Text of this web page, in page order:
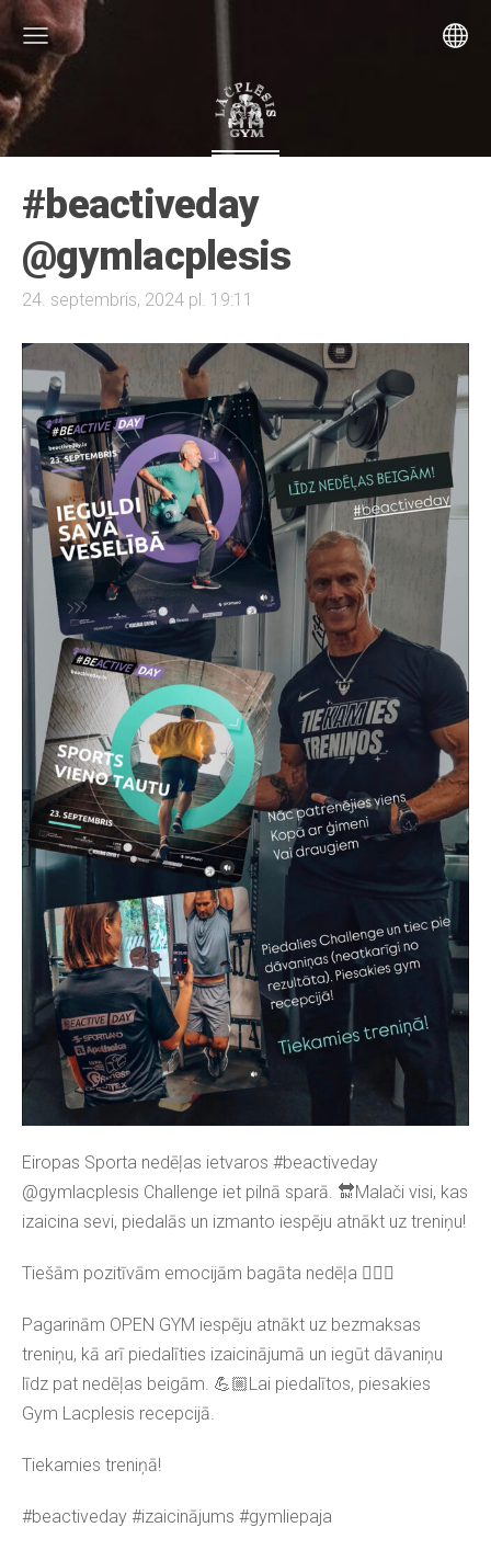
#beactiveday
@gymlacplesis
24. septembris, 2024 pl. 19:11
Eiropas Sporta nedēļas ietvaros #beactiveday
@gymlacplesis Challenge iet pilnā sparā. 🔛Malači visi, kas
izaicina sevi, piedalās un izmanto iespēju atnākt uz treniņu!
Tiešām pozitīvām emocijām bagāta nedēļa 🏋🏽‍♀️
Pagarinām OPEN GYM iespēju atnākt uz bezmaksas
treniņu, kā arī piedalīties izaicinājumā un iegūt dāvaniņu
līdz pat nedēļas beigām. 💪🏼Lai piedalītos, piesakies
Gym Lacplesis recepcijā.
Tiekamies treniņā!
#beactiveday #izaicinājums #gymliepaja